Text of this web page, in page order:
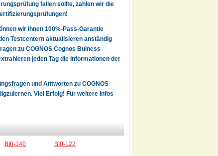
fallen sollte, zahlen wir die
wir Ihnen 100%-Pass-Garantie
Testcentern aktualisieren anständig
zu COGNOS Cognos Buiness
jeden Tag die Informationen der
und Antworten zu COGNOS
Viel Erfolg! Für weitere Infos
BI0-140
BI0-122